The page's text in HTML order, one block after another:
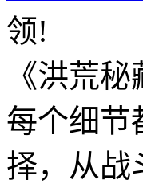
领!
《洪荒
每个细节
择，从战